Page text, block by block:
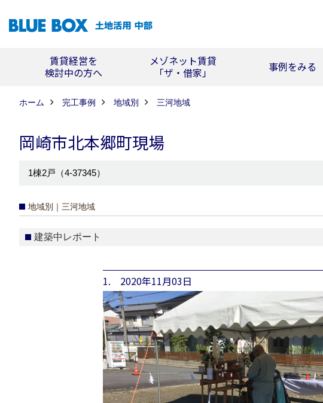
賃貸経営を
検討中の方へ
メゾネット賃貸
「ザ・借家」
事例をみる
ホーム 完工事例 地域別 三河地域
岡崎市北本郷町現場
1棟2戸（4-37345）
地域別｜三河地域
建築中レポート
1. 2020年11月03日